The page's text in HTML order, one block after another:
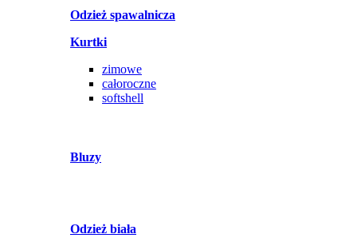
Odzież spawalnicza
Kurtki
zimowe
całoroczne
softshell
Bluzy
Odzież biała